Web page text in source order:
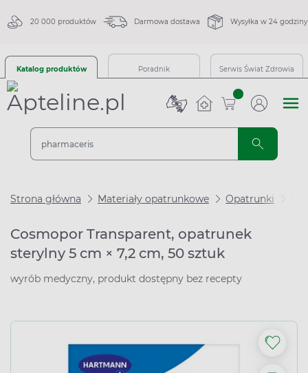
20 000 produktów Darmowa dostawa Wysyłka w 24 godziny
Katalog produktów Poradnik Serwis Świat Zdrowia
sztuk
Strona główna Materiały opatrunkowe Opatrunki
Cosmopor Transparent, opatrunek
sterylny 5 cm × 7,2 cm, 50 sztuk
wyrób medyczny, produkt dostępny bez recepty